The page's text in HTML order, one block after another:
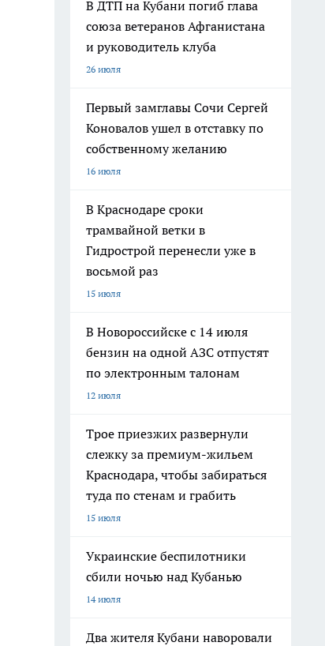
В ДТП на Кубани погиб глава
союза ветеранов Афганистана
и руководитель клуба
26 июля
Первый замглавы Сочи Сергей
Коновалов ушел в отставку по
собственному желанию
16 июля
В Краснодаре сроки
трамвайной ветки в
Гидрострой перенесли уже в
восьмой раз
15 июля
В Новороссийске с 14 июля
бензин на одной АЗС отпустят
по электронным талонам
12 июля
Трое приезжих развернули
слежку за премиум-жильем
Краснодара, чтобы забираться
туда по стенам и грабить
15 июля
Украинские беспилотники
сбили ночью над Кубанью
14 июля
Два жителя Кубани наворовали